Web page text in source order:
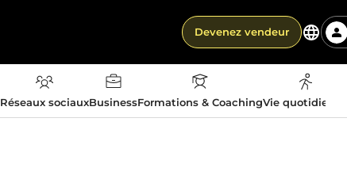
Devenez vendeur
Réseaux sociauxBusinessFormations & CoachingVie